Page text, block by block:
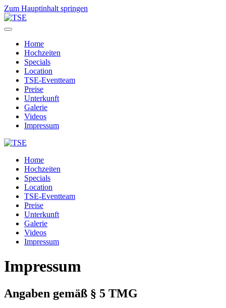
Zum Hauptinhalt springen
Home
Hochzeiten
Specials
Location
TSE-Eventteam
Preise
Unterkunft
Galerie
Videos
Impressum
Home
Hochzeiten
Specials
Location
TSE-Eventteam
Preise
Unterkunft
Galerie
Videos
Impressum
Impressum
Angaben gemäß § 5 TMG